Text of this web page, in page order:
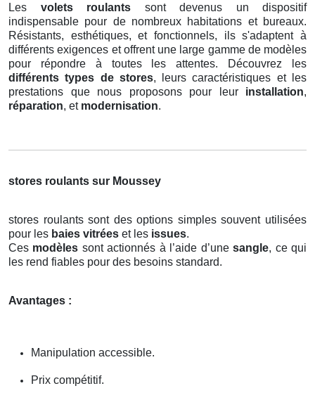
Les volets roulants sont devenus un dispositif
indispensable pour de nombreux habitations et bureaux.
Résistants, esthétiques, et fonctionnels, ils s'adaptent à
différents exigences et offrent une large gamme de modèles
pour répondre à toutes les attentes. Découvrez les
différents types de stores, leurs caractéristiques et les
prestations que nous proposons pour leur installation,
réparation, et modernisation.
stores roulants sur Moussey
stores roulants sont des options simples souvent utilisées
pour les baies vitrées et les issues.
Ces modèles sont actionnés à l’aide d’unesangle, ce qui
les rend fiables pour des besoins standard.
Avantages :
Manipulation accessible.
Prix compétitif.